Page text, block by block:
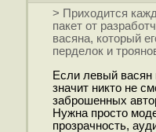
> Приходится
пакет от
васяна, который
перделок и
Если левый васян
значит никто не
заброшенных
Нужна просто
прозрачность,